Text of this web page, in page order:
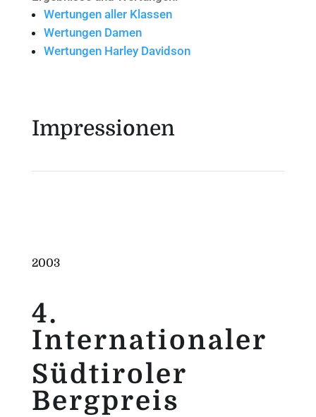
Wertungen aller Klassen
Wertungen Damen
Wertungen Harley Davidson
Impressionen
2003
4.
Internationaler
Südtiroler
Bergpreis